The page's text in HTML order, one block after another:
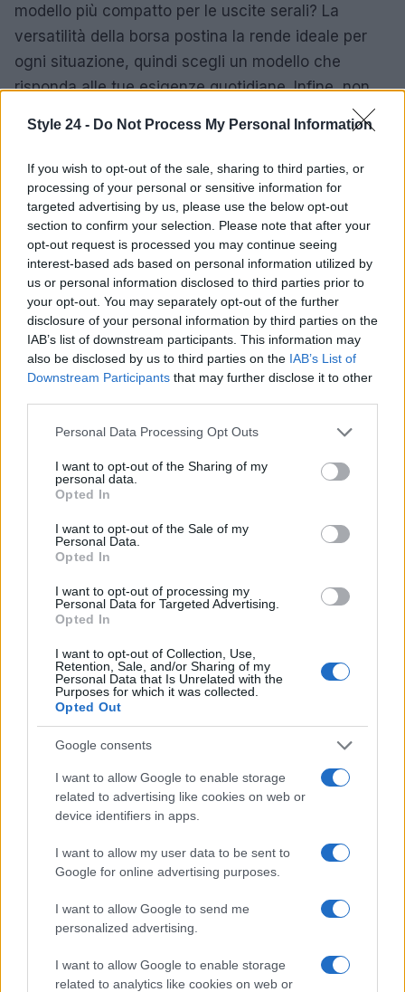
Style 24 - Do Not Process My Personal Information
If you wish to opt-out of the sale, sharing to third parties, or
processing of your personal or sensitive information for
targeted advertising by us, please use the below opt-out
section to confirm your selection. Please note that after your
opt-out request is processed you may continue seeing
interest-based ads based on personal information utilized by
us or personal information disclosed to third parties prior to
your opt-out. You may separately opt-out of the further
disclosure of your personal information by third parties on the
IAB’s list of downstream participants. This information may
also be disclosed by us to third parties on the IAB’s List of
Downstream Participants that may further disclose it to other
Please note that this website/app uses one or more Google
not limited to your visit or usage behaviour. You may click to
grant or deny consent to Google and its third-party tags to
use your data for below specified purposes in below Google
consent section.
Personal Data Processing Opt Outs
I want to opt-out of the Sharing of my
personal data.
Opted In
I want to opt-out of the Sale of my
Personal Data.
Opted In
I want to opt-out of processing my
Personal Data for Targeted Advertising.
Opted In
I want to opt-out of Collection, Use,
Retention, Sale, and/or Sharing of my
Personal Data that Is Unrelated with the
Purposes for which it was collected.
Opted Out
Google consents
I want to allow Google to enable storage
related to advertising like cookies on web or
device identifiers in apps.
I want to allow my user data to be sent to
Google for online advertising purposes.
I want to allow Google to send me
personalized advertising.
I want to allow Google to enable storage
related to analytics like cookies on web or
modello più compatto per le uscite serali? La
versatilità della borsa postina la rende ideale per
ogni situazione, quindi scegli un modello che
risponda alle tue esigenze quotidiane. Infine, non
dimenticare di considerare le tendenze attuali. I
colori dell’autunno 2025 offrono una varietà di
opzioni che possono accendere anche i look più
neutri. Non perdere l’occasione di essere alla moda
con un accessorio che ha fatto la storia!
AUTORE
Staff
Continua a leggere
ALIMENTAZIONE